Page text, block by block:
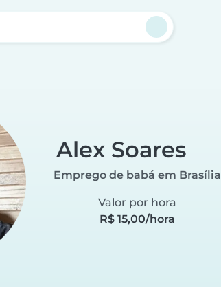
Alex Soares
Emprego de babá em Brasília
Valor por hora
R$ 15,00/hora